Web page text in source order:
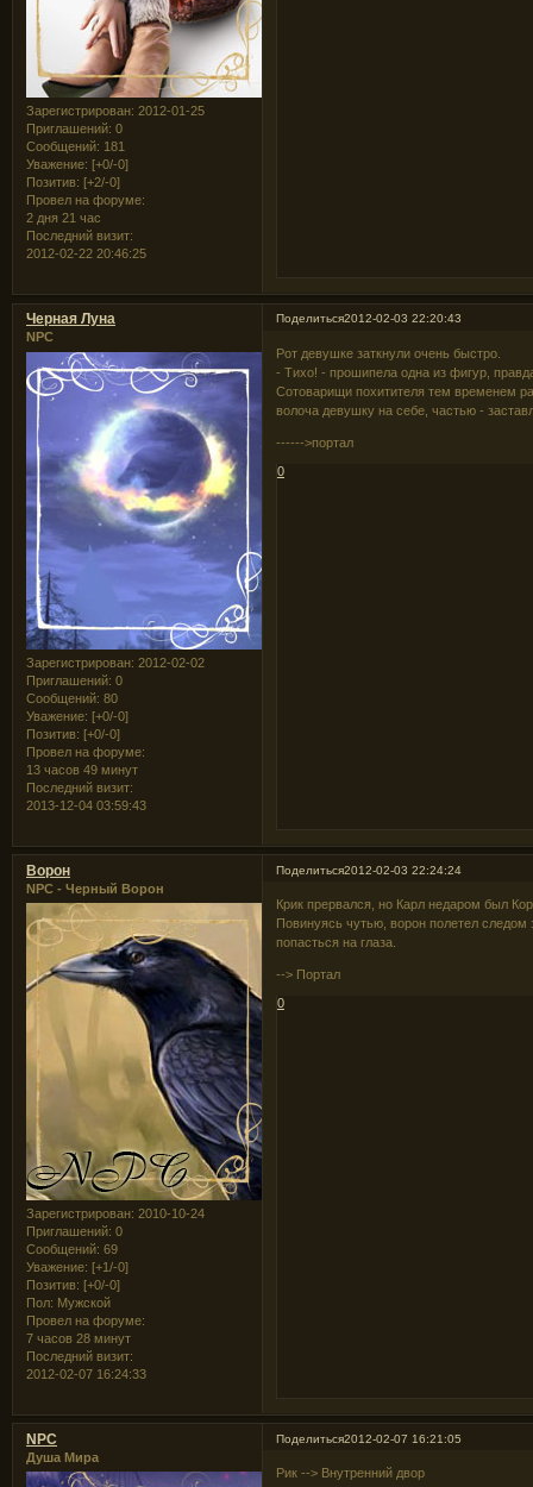
Зарегистрирован: 2012-01-25
Приглашений: 0
Сообщений: 181
Уважение: [+0/-0]
Позитив: [+2/-0]
Провел на форуме:
2 дня 21 час
Последний визит:
2012-02-22 20:46:25
Поделиться2012-02-03 22:20:43
Черная Луна
NPC
Зарегистрирован: 2012-02-02
Приглашений: 0
Сообщений: 80
Уважение: [+0/-0]
Позитив: [+0/-0]
Провел на форуме:
13 часов 49 минут
Последний визит:
2013-12-04 03:59:43
Рот девушке заткнули очень быстро.
- Тихо! - прошипела одна из фигур,
Сотоварищи похитителя тем временем
волоча девушку на себе, частью -
------>портал
0
Поделиться2012-02-03 22:24:24
Ворон
NPC - Черный Ворон
Зарегистрирован: 2010-10-24
Приглашений: 0
Сообщений: 69
Уважение: [+1/-0]
Позитив: [+0/-0]
Пол: Мужской
Провел на форуме:
7 часов 28 минут
Последний визит:
2012-02-07 16:24:33
Крик прервался, но Карл недаром был
Повинуясь чутью, ворон полетел следом
попасться на глаза.
--> Портал
0
Поделиться2012-02-07 16:21:05
NPC
Душа Мира
Рик --> Внутренний двор